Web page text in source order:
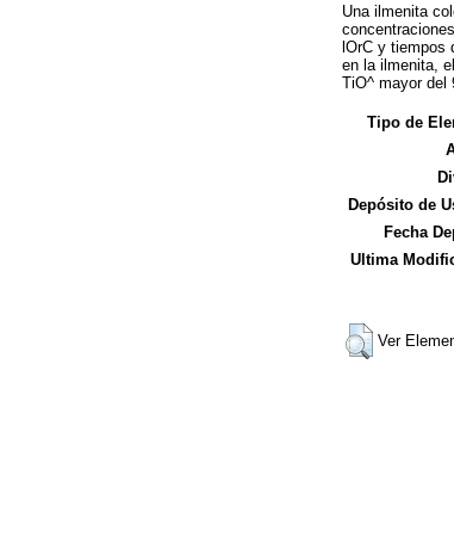
Una ilmenita
lOrC y tiempos
en la ilmenita,
TiO^ mayor del
Tipo de
Depósito de
Fecha
Ultima
Ver